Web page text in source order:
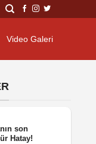
Video Galeri
son
Hatay!